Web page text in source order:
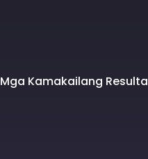
Mga Kamakailang Resulta